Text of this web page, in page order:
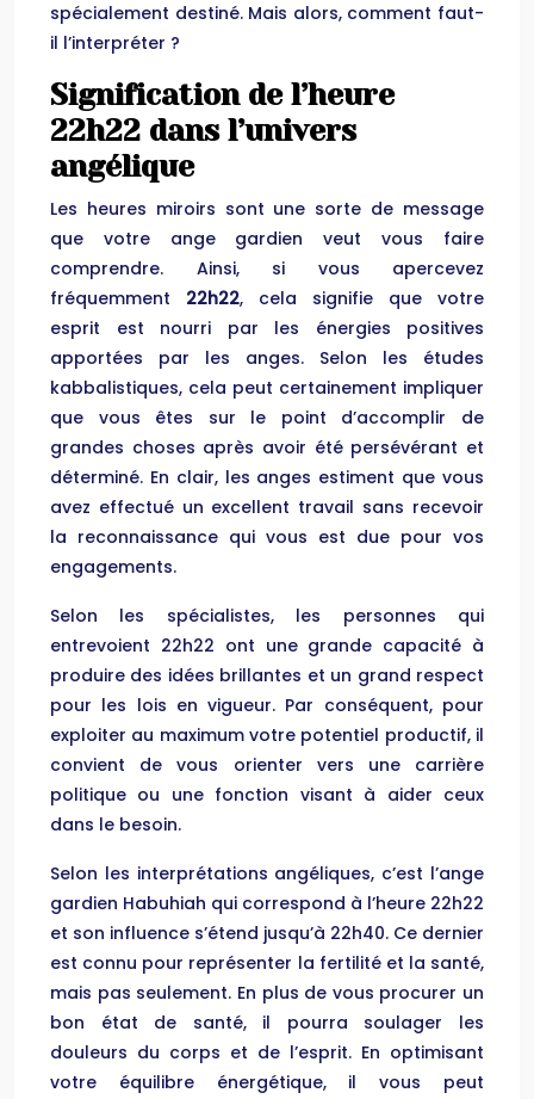
spécialement destiné. Mais alors, comment faut-
il l’interpréter ?
Signification de l’heure
22h22 dans l’univers
angélique
Les heures miroirs sont une sorte de message
que votre ange gardien veut vous faire
comprendre. Ainsi, si vous apercevez
fréquemment 22h22, cela signifie que votre
esprit est nourri par les énergies positives
apportées par les anges. Selon les études
kabbalistiques, cela peut certainement impliquer
que vous êtes sur le point d’accomplir de
grandes choses après avoir été persévérant et
déterminé. En clair, les anges estiment que vous
avez effectué un excellent travail sans recevoir
la reconnaissance qui vous est due pour vos
engagements.
Selon les spécialistes, les personnes qui
entrevoient 22h22 ont une grande capacité à
produire des idées brillantes et un grand respect
pour les lois en vigueur. Par conséquent, pour
exploiter au maximum votre potentiel productif, il
convient de vous orienter vers une carrière
politique ou une fonction visant à aider ceux
dans le besoin.
Selon les interprétations angéliques, c’est l’ange
gardien Habuhiah qui correspond à l’heure 22h22
et son influence s’étend jusqu’à 22h40. Ce dernier
est connu pour représenter la fertilité et la santé,
mais pas seulement. En plus de vous procurer un
bon état de santé, il pourra soulager les
douleurs du corps et de l’esprit. En optimisant
votre équilibre énergétique, il vous peut